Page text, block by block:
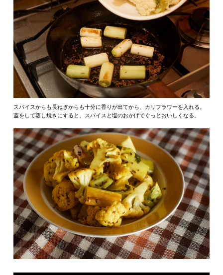
スパイスからも長ねぎからも十分に香りが出てから、カリフラワーを入れる。
蓋をして蒸し焼きにすると、スパイスと塩のおかげでぐっとおいしくなる。